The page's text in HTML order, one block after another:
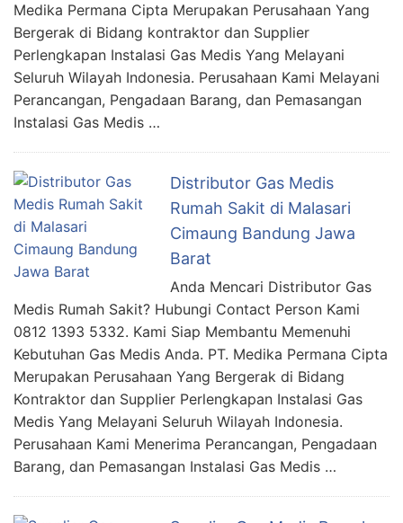
Medika Permana Cipta Merupakan Perusahaan Yang
Bergerak di Bidang kontraktor dan Supplier
Perlengkapan Instalasi Gas Medis Yang Melayani
Seluruh Wilayah Indonesia. Perusahaan Kami Melayani
Perancangan, Pengadaan Barang, dan Pemasangan
Instalasi Gas Medis …
Distributor Gas Medis
Rumah Sakit di Malasari
Cimaung Bandung Jawa
Barat
Anda Mencari Distributor Gas
Medis Rumah Sakit? Hubungi Contact Person Kami
0812 1393 5332. Kami Siap Membantu Memenuhi
Kebutuhan Gas Medis Anda. PT. Medika Permana Cipta
Merupakan Perusahaan Yang Bergerak di Bidang
Kontraktor dan Supplier Perlengkapan Instalasi Gas
Medis Yang Melayani Seluruh Wilayah Indonesia.
Perusahaan Kami Menerima Perancangan, Pengadaan
Barang, dan Pemasangan Instalasi Gas Medis …